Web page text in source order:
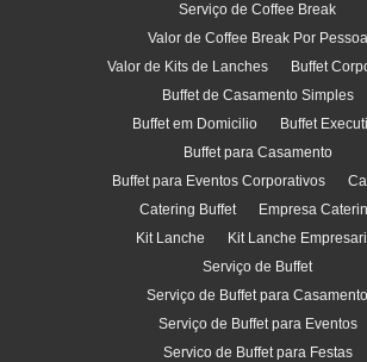
Serviço de Coffee Break
Valor de Coffee Break Por Pessoa
Valor de Kits de Lanches
Buffet
Buffet de Casamento Simples
Buffet em Domicilio
Buffet
Buffet para Casamento
Buffet para Eventos Corporativos
Catering Buffet
Empresa
Kit Lanche
Kit Lanche
Serviço de Buffet
Serviço de Buffet para Casamento
Serviço de Buffet para Eventos
Servico de Buffet para Festas